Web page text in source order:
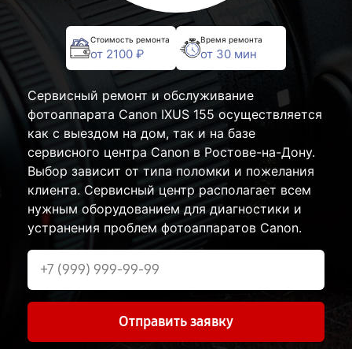
Стоимость ремонта
от 2100 ₽
Время ремонта
от 30 мин
Сервисный ремонт и обслуживание
фотоаппарата Canon IXUS 155 осуществляется
как с выездом на дом, так и на базе
сервисного центра Canon в Ростове-на-Дону.
Выбор зависит от типа поломки и пожелания
клиента. Сервисный центр располагает всем
нужным оборудованием для диагностики и
устранения проблем фотоаппаратов Canon.
Отправить заявку